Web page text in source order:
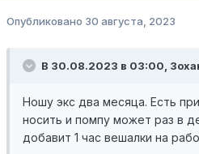
Опубликовано 30 августа, 2023
В 30.08.2023 в 03:00,
Ношу экс два месяца. Есть
носить и помпу может раз в
добавит 1 час вешалки на